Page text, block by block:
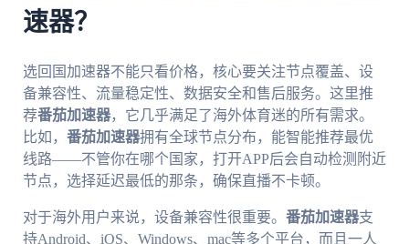
速器？
选回国加速器不能只看价格，核心要关注节点覆盖、设
备兼容性、流量稳定性、数据安全和售后服务。这里推
荐番茄加速器，它几乎满足了海外体育迷的所有需求。
比如， 番茄加速器拥有全球节点分布，能智能推荐最优
线路——不管你在哪个国家，打开APP后会自动检测附近
节点，选择延迟最低的那条，确保直播不卡顿。
对于海外用户来说，设备兼容性很重要。 番茄加速器支
持Android、iOS、Windows、mac等多个平台，而且一人